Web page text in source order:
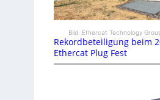
Bild: Ethercat Technology
Rekordbeteiligung beim
Ethercat Plug Fest